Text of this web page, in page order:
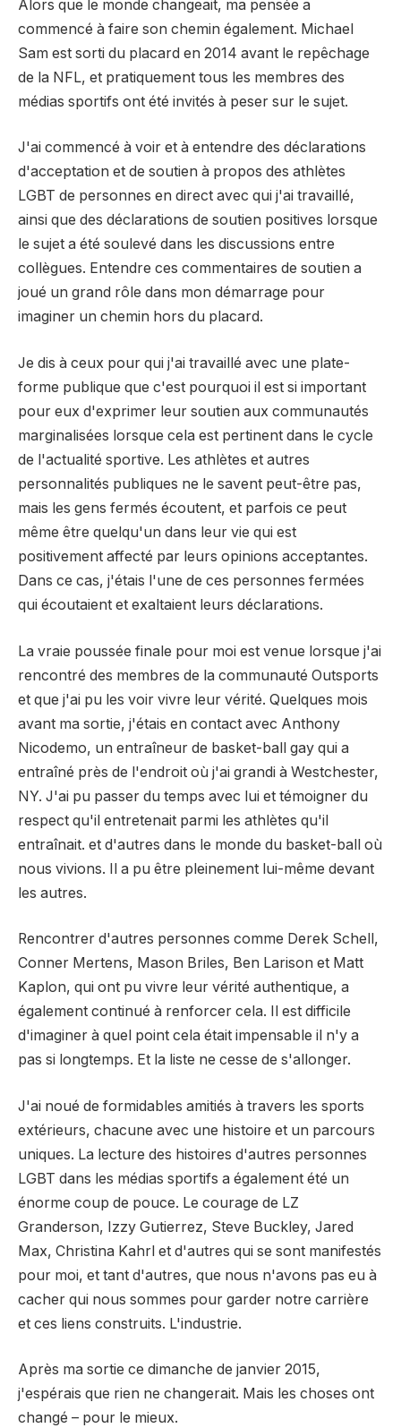
Alors que le monde changeait, ma pensée a
commencé à faire son chemin également. Michael
Sam est sorti du placard en 2014 avant le repêchage
de la NFL, et pratiquement tous les membres des
médias sportifs ont été invités à peser sur le sujet.
J'ai commencé à voir et à entendre des déclarations
d'acceptation et de soutien à propos des athlètes
LGBT de personnes en direct avec qui j'ai travaillé,
ainsi que des déclarations de soutien positives lorsque
le sujet a été soulevé dans les discussions entre
collègues. Entendre ces commentaires de soutien a
joué un grand rôle dans mon démarrage pour
imaginer un chemin hors du placard.
Je dis à ceux pour qui j'ai travaillé avec une plate-
forme publique que c'est pourquoi il est si important
pour eux d'exprimer leur soutien aux communautés
marginalisées lorsque cela est pertinent dans le cycle
de l'actualité sportive. Les athlètes et autres
personnalités publiques ne le savent peut-être pas,
mais les gens fermés écoutent, et parfois ce peut
même être quelqu'un dans leur vie qui est
positivement affecté par leurs opinions acceptantes.
Dans ce cas, j'étais l'une de ces personnes fermées
qui écoutaient et exaltaient leurs déclarations.
La vraie poussée finale pour moi est venue lorsque j'ai
rencontré des membres de la communauté Outsports
et que j'ai pu les voir vivre leur vérité. Quelques mois
avant ma sortie, j'étais en contact avec Anthony
Nicodemo, un entraîneur de basket-ball gay qui a
entraîné près de l'endroit où j'ai grandi à Westchester,
NY. J'ai pu passer du temps avec lui et témoigner du
respect qu'il entretenait parmi les athlètes qu'il
entraînait. et d'autres dans le monde du basket-ball où
nous vivions. Il a pu être pleinement lui-même devant
les autres.
Rencontrer d'autres personnes comme Derek Schell,
Conner Mertens, Mason Briles, Ben Larison et Matt
Kaplon, qui ont pu vivre leur vérité authentique, a
également continué à renforcer cela. Il est difficile
d'imaginer à quel point cela était impensable il n'y a
pas si longtemps. Et la liste ne cesse de s'allonger.
J'ai noué de formidables amitiés à travers les sports
extérieurs, chacune avec une histoire et un parcours
uniques. La lecture des histoires d'autres personnes
LGBT dans les médias sportifs a également été un
énorme coup de pouce. Le courage de LZ
Granderson, Izzy Gutierrez, Steve Buckley, Jared
Max, Christina Kahrl et d'autres qui se sont manifestés
pour moi, et tant d'autres, que nous n'avons pas eu à
cacher qui nous sommes pour garder notre carrière
et ces liens construits. L'industrie.
Après ma sortie ce dimanche de janvier 2015,
j'espérais que rien ne changerait. Mais les choses ont
changé – pour le mieux.